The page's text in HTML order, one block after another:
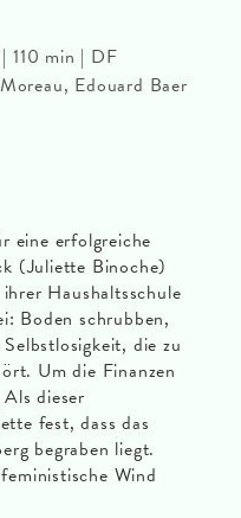
eine erfolgreiche
(Juliette Binoche)
Haushaltsschule
Boden schrubben,
die zu
Um die Finanzen
dieser
fest, dass das
begraben liegt.
Wind
110 min | DF
Edouard Baer